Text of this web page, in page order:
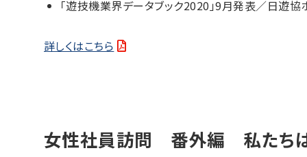
「遊技機業界データブック2020」9月発表／日遊
詳しくはこちら
女性社員訪問 番外編 私たち